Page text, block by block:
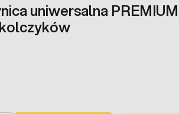
uniwersalna PREMIUM
kolczyków